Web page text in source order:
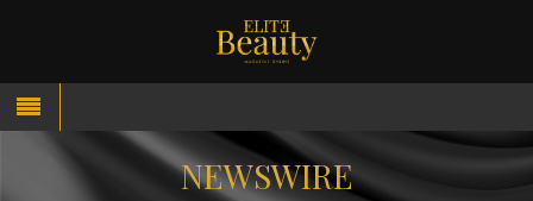
NEWSWIRE